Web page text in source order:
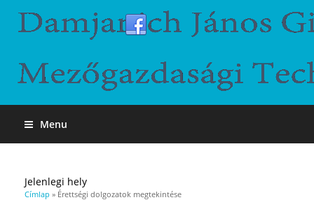
Menu
Jelenlegi hely
Címlap » Érettségi dolgozatok megtekintése